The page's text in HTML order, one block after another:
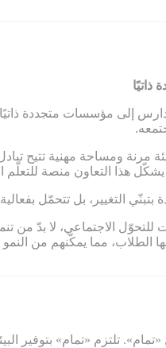
ذاتيًا
إلى مؤسسات متجددة
مرنة ومساحة مهنية تتيح
هذا التعاون منصة
التغيير، بل تتحمّل
الاجتماعي، لا بدّ من
بها الطلاب، مما يمكّنهم من
تلتزم «تمام» بتوفير